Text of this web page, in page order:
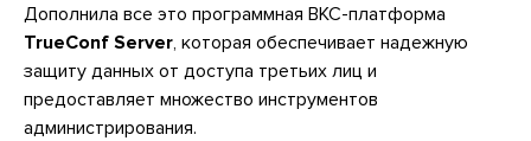
Дополнила все это программная ВКС-платформа
TrueConf Server, которая обеспечивает надежную
защиту данных от доступа третьих лиц и
предоставляет множество инструментов
администрирования.